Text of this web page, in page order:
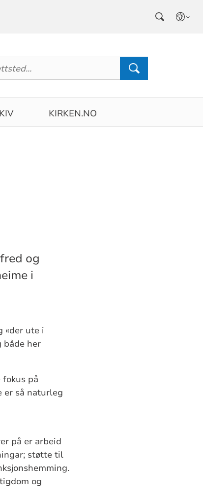
KIRKEN.NO
og
i
«der ute i
både her
på
er så naturleg
på er arbeid
støtte til
og